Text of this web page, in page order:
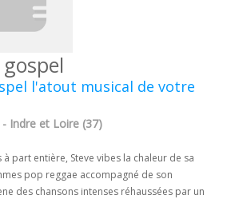
l'atout musical de votre
Indre et Loire (37)
part entière, Steve vibes la chaleur de sa
pop reggae accompagné de son
des chansons intenses réhaussées par un